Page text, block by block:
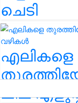
ചെടി
എലികളെ
ചില